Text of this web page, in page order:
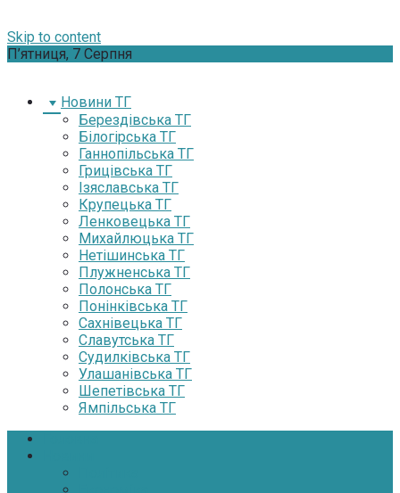
Skip to content
П’ятниця, 7 Серпня
Новини ТГ
Берездівська ТГ
Білогірська ТГ
Ганнопільська ТГ
Грицівська ТГ
Ізяславська ТГ
Крупецька ТГ
Ленковецька ТГ
Михайлюцька ТГ
Нетішинська ТГ
Плужненська ТГ
Полонська ТГ
Понінківська ТГ
Сахнівецька ТГ
Славутська ТГ
Судилківська ТГ
Улашанівська ТГ
Шепетівська ТГ
Ямпільська ТГ